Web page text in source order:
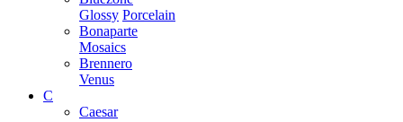
Glossy Porcelain
Bonaparte
Mosaics
Brennero
Venus
C
Caesar